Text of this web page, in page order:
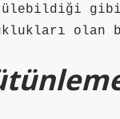
olan